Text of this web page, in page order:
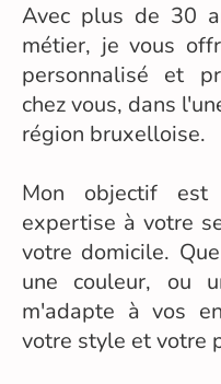
Avec plus de 30
métier, je vous
personnalisé et
chez vous, dans
région bruxelloise.
Mon objectif
expertise à votre
votre domicile.
une couleur, ou
m'adapte à vos
votre style et votre